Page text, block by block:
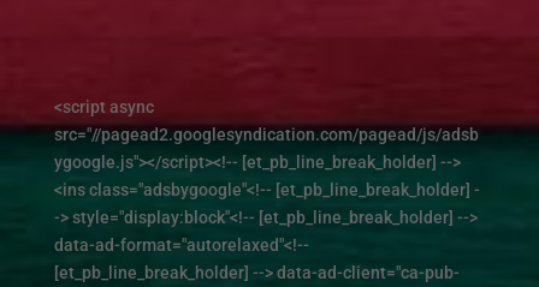
<script async
src="//pagead2.googlesyndication.com/pagead/js/adsb
ygoogle.js"></script><!-- [et_pb_line_break_holder] -->
<ins class="adsbygoogle"<!-- [et_pb_line_break_holder] -
-> style="display:block"<!-- [et_pb_line_break_holder] -->
data-ad-format="autorelaxed"<!--
[et_pb_line_break_holder] --> data-ad-client="ca-pub-